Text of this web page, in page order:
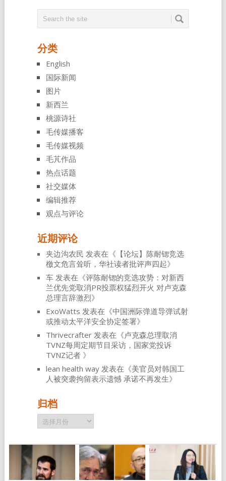
分类
English
国际新闻
图片
新西兰
桃源诗社
毛传媒播客
毛传媒视频
毛芃作品
热点话题
社交媒体
编辑推荐
观点与评论
近期评论
夹边沟农民 发表在《 【论坛】陈耐锶竞选
檄文危言耸听，华社读者批评声四起》
车发表在《评陈耐锶的竞选攻势：对新西
兰优先党取消PR投票权猛烈开火 对卢克森
总理言辞激烈》
ExoWatts 发表在《中国洲际弹道导弹试射
或推动太平洋安全协定签署》
Thrivecrafter发表在《卢克森总理取消
TVNZ每周定期节目采访，国家党投诉
TVNZ记者 》
lean health way发表在《美官员对韩国工
人被突袭拘留表示遗憾 承诺不再发生》
归档
归
档